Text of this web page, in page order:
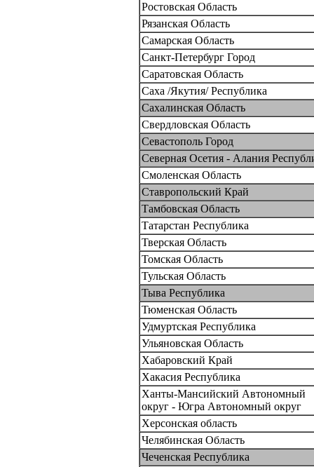
Ростовская Область
Рязанская Область
Самарская Область
Санкт-Петербург Город
Саратовская Область
Саха /Якутия/ Республика
Сахалинская Область
Свердловская Область
Севастополь Город
Северная Осетия - Алания
Смоленская Область
Ставропольский Край
Тамбовская Область
Татарстан Республика
Тверская Область
Томская Область
Тульская Область
Тыва Республика
Тюменская Область
Удмуртская Республика
Ульяновская Область
Хабаровский Край
Хакасия Республика
Ханты-Мансийский Автономный
округ - Югра Автономный округ
Херсонская область
Челябинская Область
Чеченская Республика